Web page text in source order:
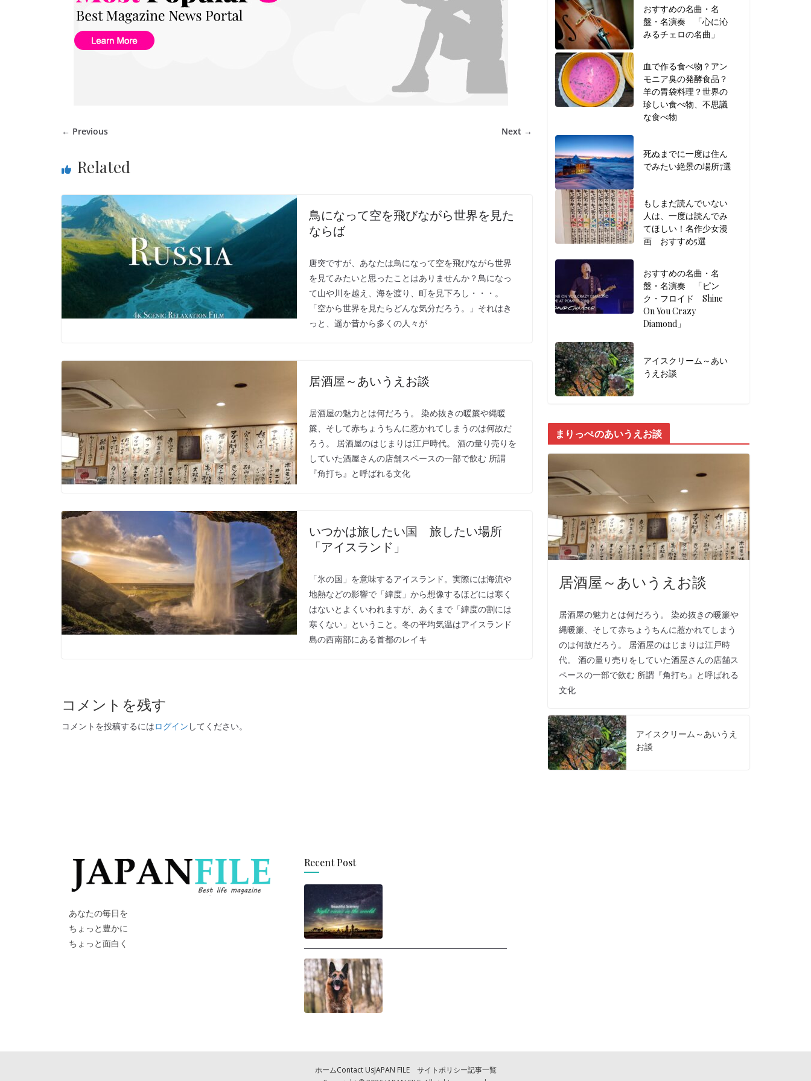
← Previous Next →
Related
鳥になって空を飛びながら世界を見た
ならば
唐突ですが、あなたは鳥になって空を飛びながら世界
を見てみたいと思ったことはありませんか？鳥になっ
て山や川を越え、海を渡り、町を見下ろし・・・。
「空から世界を見たらどんな気分だろう。」それはき
っと、遥か昔から多くの人々が
居酒屋～あいうえお談
居酒屋の魅力とは何だろう。 染め抜きの暖簾や縄暖
簾、そして赤ちょうちんに惹かれてしまうのは何故だ
ろう。 居酒屋のはじまりは江戸時代。 酒の量り売りを
していた酒屋さんの店舗スペースの一部で飲む 所謂
『角打ち』と呼ばれる文化
いつかは旅したい国 旅したい場所
「アイスランド」
「氷の国」を意味するアイスランド。実際には海流や
地熱などの影響で「緯度」から想像するほどには寒く
はないとよくいわれますが、あくまで「緯度の割には
寒くない」ということ。冬の平均気温はアイスランド
島の西南部にある首都のレイキ
コメントを残す
コメントを投稿するにはログイン してください。
おすすめの名曲・名
盤・名演奏 「心に沁
みるチェロの名曲」
血で作る食べ物？アン
モニア臭の発酵食品？
羊の胃袋料理？世界の
珍しい食べ物、不思議
な食べ物
死ぬまでに一度は住ん
でみたい絶景の場所7選
もしまだ読んでいない
人は、一度は読んでみ
てほしい！名作少女漫
画 おすすめ5選
おすすめの名曲・名
盤・名演奏 「ピン
ク・フロイド Shine
On You Crazy
Diamond」
アイスクリーム～あい
うえお談
まりっぺのあいうえお談
居酒屋～あいうえお談
居酒屋の魅力とは何だろう。 染め抜きの暖簾や
縄暖簾、そして赤ちょうちんに惹かれてしまう
のは何故だろう。 居酒屋のはじまりは江戸時
代。 酒の量り売りをしていた酒屋さんの店舗ス
ペースの一部で飲む 所謂『角打ち』と呼ばれる
文化
アイスクリーム～あいうえ
お談
あなたの毎日を
ちょっと豊かに
ちょっと面白く
Recent Post
ホームContact UsJAPAN FILE サイトポリシー記事一覧